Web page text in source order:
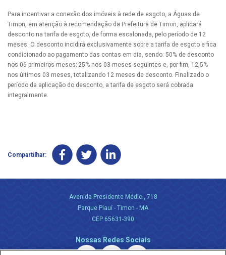
Para incentivar a conexão dos imóveis à rede de esgoto, a Águas de
Timon, em atenção à recomendação da Prefeitura de Timon, aplicará
desconto na tarifa de esgoto, de forma escalonada, pelo período de 12
meses. O desconto incidirá exclusivamente sobre a tarifa de esgoto e fica
condicionado ao pagamento das contas em dia, sendo: 50% de desconto
nos 06 primeiros meses; 25% nos 03 meses seguintes e, por fim, 12,5%
nos últimos 03 meses, totalizando 12 meses de desconto. Finalizado o
período da aplicação do desconto, a tarifa de esgoto será cobrada
integralmente.
Compartilhar:
Avenida Presidente Médici, 718
Parque Piauí - Timon - MA
CEP 65631-390
Nossas Redes Sociais